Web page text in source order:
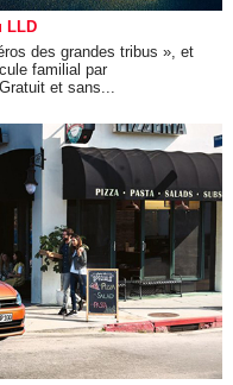
LLD
des grandes tribus », et
familial par
et sans...